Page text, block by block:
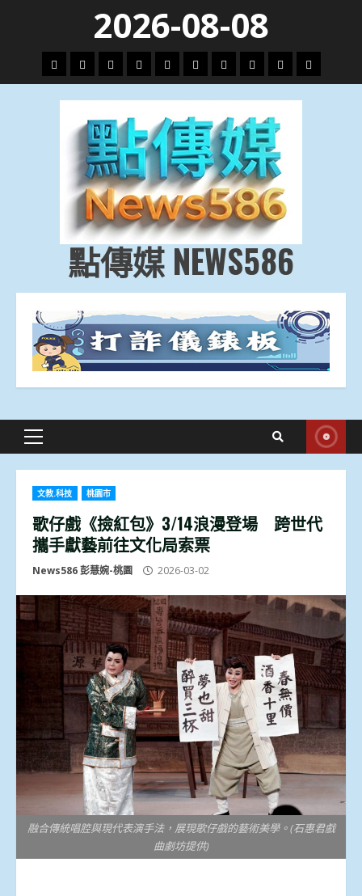
content
2026-08-08
頭
條
財
經
地
方.
會
文
教.
技
專
題
娛
樂
劇
政
治
國
際
運
動
生
活
點傳媒 NEWS586
Primary
文教.科技 桃園市
歌仔戲《撿紅包》3/14浪漫登場 跨世代
攜手獻藝前往文化局索票
News586 彭慧婉-桃園 2026-03-02
融合傳統唱腔與現代表演手法，展現歌仔戲的藝術美學。(石惠君戲
曲劇坊提供)